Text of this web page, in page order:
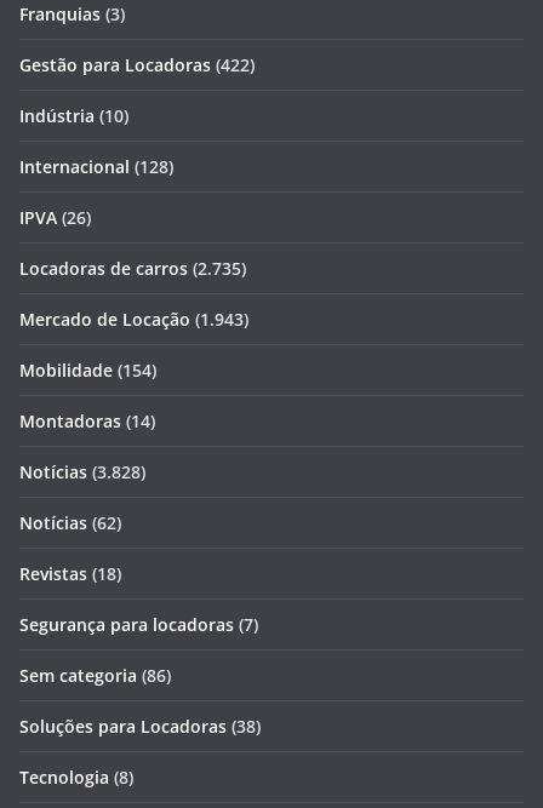
Franquias (3)
Gestão para Locadoras (422)
Indústria (10)
Internacional (128)
IPVA (26)
Locadoras de carros (2.735)
Mercado de Locação (1.943)
Mobilidade (154)
Montadoras (14)
Notícias (3.828)
Notícias (62)
Revistas (18)
Segurança para locadoras (7)
Sem categoria (86)
Soluções para Locadoras (38)
Tecnologia (8)